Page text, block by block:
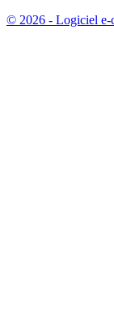
© 2026 - Logiciel e-